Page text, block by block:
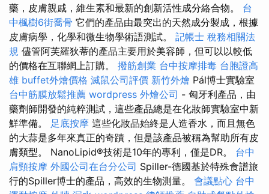
藥，皮膚親戚，維生素和最新的創新活性成分絡合物。 台
中楓樹6街喬骨 它們的產品由最突出的天然成分製成，根據
皮膚病學，化學和微生物學術語測試。 記帳士 稅務相關法
規 儘管阿芙羅狄蒂的產品主要用於美容師，但可以以較低
的價格在互聯網上訂購。 撥筋創業 台中按摩排毒 台胞證高
雄 buffet外燴價格 滅鼠公司評價 新竹外燴 Pál博士實驗室
台中筋膜放鬆推薦 wordpress 外燴公司 - 匈牙利產品，由
藥劑師開發的純粹測試，這些產品總是在化妝師實驗室中新
鮮準備。 足底按摩 這些化妝品始終是人造香水，而且無色
的大蒜是多年來真正的奇蹟，但是該產品被稱為幫助所有皮
膚類型。 NanoLipid®技術是10年的專利，僅是DR。 台中
肩頸按摩 外國公司在台分公司 Spiller-德國基於特殊食譜旅
行的Spiller博士的產品，高效的生物測量。 會議點心 台中